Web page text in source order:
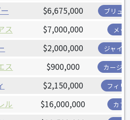
$6,675,000 ブリュ
ス $7,000,000 メッ
$2,000,000 ジャイ
ス $900,000 カージ
$2,150,000 フィリ
ル $16,000,000 カブ